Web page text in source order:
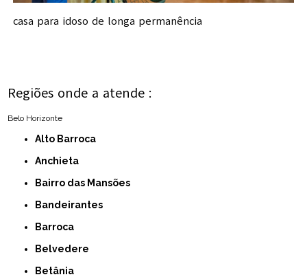
casa para idoso de longa permanência
Regiões onde a atende :
Belo Horizonte
Alto Barroca
Anchieta
Bairro das Mansões
Bandeirantes
Barroca
Belvedere
Betânia